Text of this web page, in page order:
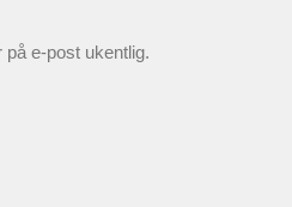
på e-post ukentlig.